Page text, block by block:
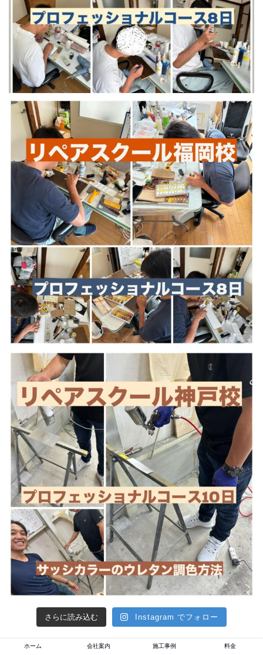
さらに読み込む Instagram でフォロー
ホーム 会社案内 施工事例 料金